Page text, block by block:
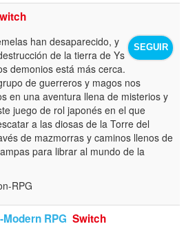
SEGUIR
han desaparecido, y
de la tierra de Ys
demonios está más cerca.
de guerreros y magos nos
en una aventura llena de misterios y
juego de rol japonés en el que
a las diosas de la Torre del
de mazmorras y caminos llenos de
para librar al mundo de la
RPG
RPG Switch